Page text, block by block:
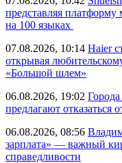
представляя
на 100 языках
07.08.2026, 10:14 Haier
открывая
«Большой шлем»
06.08.2026, 19:02
предлагают отказаться
06.08.2026, 08:56
зарплата» — важный
справедливости